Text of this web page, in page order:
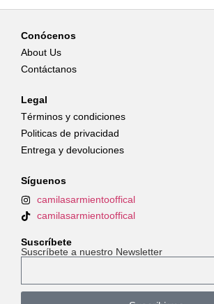
Conócenos
About Us
Contáctanos
Legal
Términos y condiciones
Politicas de privacidad
Entrega y devoluciones
Síguenos
camilasarmientooffical
camilasarmientooffical
Suscríbete
Suscríbete a nuestro Newsletter